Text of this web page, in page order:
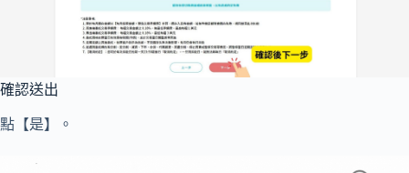
確認送出
點【是】。